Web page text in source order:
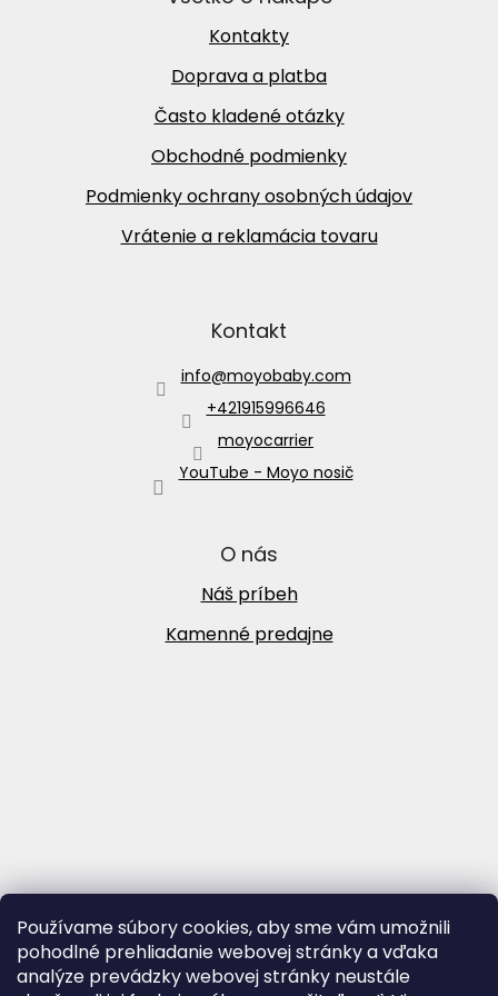
Používame súbory cookies, aby sme vám umožnili
pohodlné prehliadanie webovej stránky a vďaka
analýze prevádzky webovej stránky neustále
Kontakty
Doprava a platba
Často kladené otázky
Obchodné podmienky
Podmienky ochrany osobných údajov
Vrátenie a reklamácia tovaru
Kontakt
info@moyobaby.com
+421915996646
moyocarrier
YouTube - Moyo nosič
O nás
Náš príbeh
Kamenné predajne